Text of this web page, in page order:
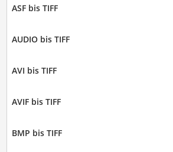
ASF bis TIFF
AUDIO bis TIFF
AVI bis TIFF
AVIF bis TIFF
BMP bis TIFF